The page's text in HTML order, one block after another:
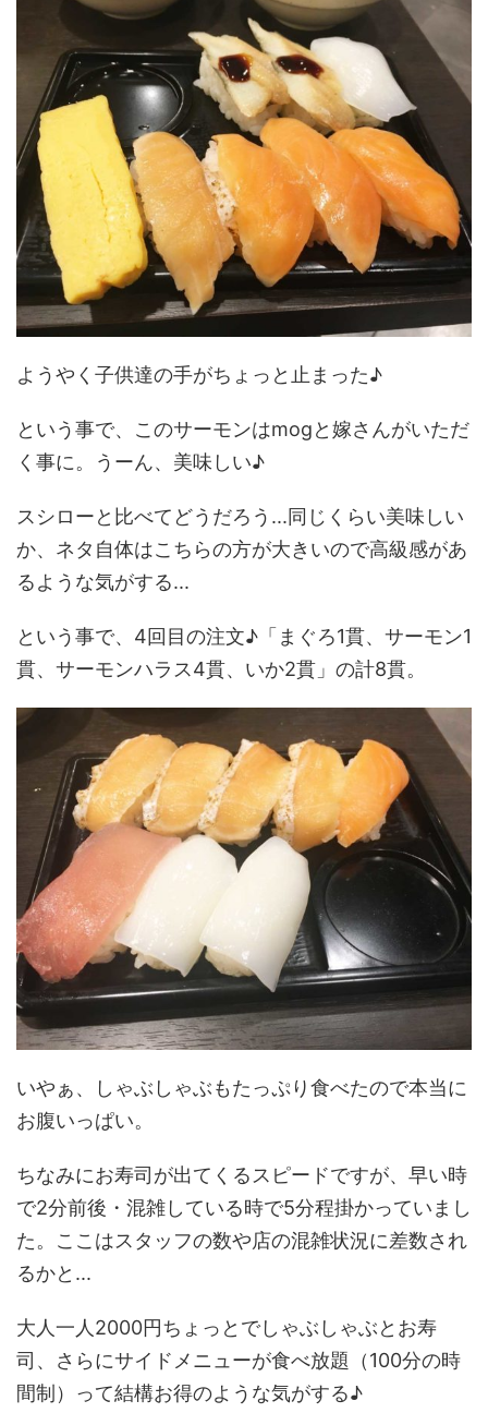
ようやく子供達の手がちょっと止まった♪
という事で、このサーモンはmogと嫁さんがいただ
く事に。うーん、美味しい♪
スシローと比べてどうだろう...同じくらい美味しい
か、ネタ自体はこちらの方が大きいので高級感があ
るような気がする...
という事で、4回目の注文♪「まぐろ1貫、サーモン1
貫、サーモンハラス4貫、いか2貫」の計8貫。
いやぁ、しゃぶしゃぶもたっぷり食べたので本当に
お腹いっぱい。
ちなみにお寿司が出てくるスピードですが、早い時
で2分前後・混雑している時で5分程掛かっていまし
た。ここはスタッフの数や店の混雑状況に差数され
るかと...
大人一人2000円ちょっとでしゃぶしゃぶとお寿
司、さらにサイドメニューが食べ放題（100分の時
間制）って結構お得のような気がする♪